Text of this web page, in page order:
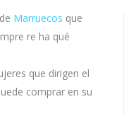
Marruecos que
re ha qué
que dirigen el
comprar en su